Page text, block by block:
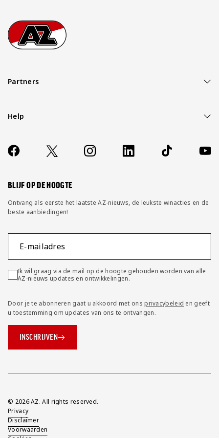
Footer
Ga naar onze homepage
Partners
Help
Contact
FAQ
Socials
https://www.facebook.com/AZAlkmaar
X Instagram LinkedIn TikTok
BLIJF OP DE HOOGTE
Ontvang als eerste het laatste AZ-nieuws, de leukste winacties en de
beste aanbiedingen!
E-mailadres
Ik wil graag via de mail op de hoogte gehouden worden van alle
AZ-nieuws updates en ontwikkelingen.
Door je te abonneren gaat u akkoord met onsprivacybeleid en geeft
u toestemming om updates van ons te ontvangen.
INSCHRIJVEN
Overig
© 2026 AZ. All rights reserved.
Privacy
Disclaimer
Voorwaarden